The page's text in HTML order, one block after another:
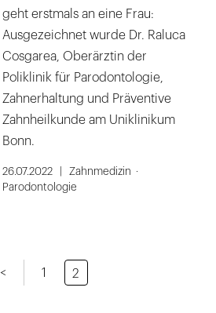
geht erstmals an eine Frau:
Ausgezeichnet wurde Dr. Raluca
Cosgarea, Oberärztin der
Poliklinik für Parodontologie,
Zahnerhaltung und Präventive
Zahnheilkunde am Uniklinikum
Bonn.
26.07.2022
Zahnmedizin
Parodontologie
< 1 2